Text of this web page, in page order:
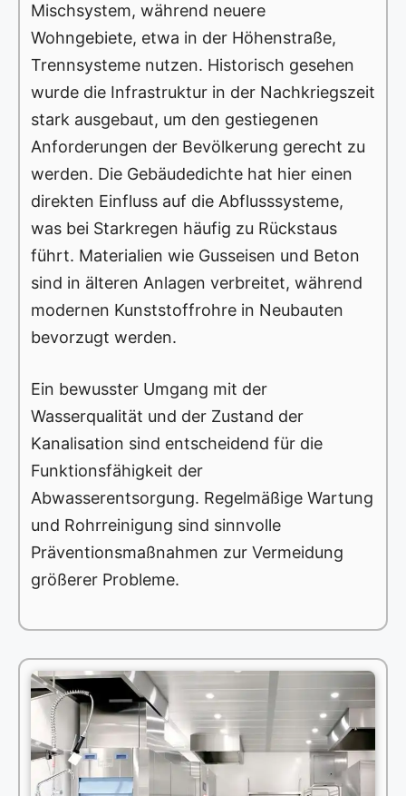
Mischsystem, während neuere
Wohngebiete, etwa in der Höhenstraße,
Trennsysteme nutzen. Historisch gesehen
wurde die Infrastruktur in der Nachkriegszeit
stark ausgebaut, um den gestiegenen
Anforderungen der Bevölkerung gerecht zu
werden. Die Gebäudedichte hat hier einen
direkten Einfluss auf die Abflusssysteme,
was bei Starkregen häufig zu Rückstaus
führt. Materialien wie Gusseisen und Beton
sind in älteren Anlagen verbreitet, während
modernen Kunststoffrohre in Neubauten
bevorzugt werden.
Ein bewusster Umgang mit der
Wasserqualität und der Zustand der
Kanalisation sind entscheidend für die
Funktionsfähigkeit der
Abwasserentsorgung. Regelmäßige Wartung
und Rohrreinigung sind sinnvolle
Präventionsmaßnahmen zur Vermeidung
größerer Probleme.